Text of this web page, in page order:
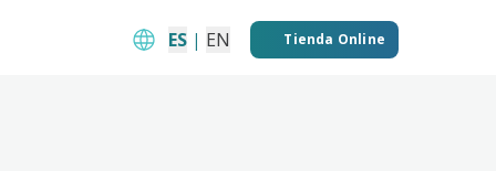
ES | EN Tienda Online